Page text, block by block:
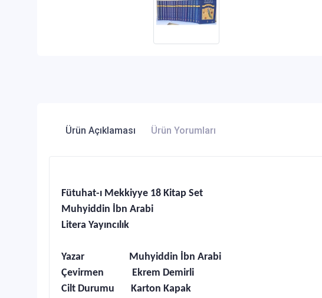
Ürün Açıklaması Ürün Yorumları
Fütuhat-ı Mekkiyye 18 Kitap Set
Muhyiddin İbn Arabi
Litera Yayıncılık
Yazar Muhyiddin İbn Arabi
Çevirmen Ekrem Demirli
Cilt Durumu Karton Kapak